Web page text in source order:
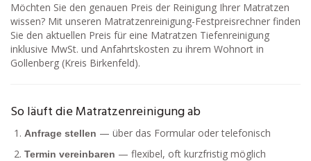
Möchten Sie den genauen Preis der Reinigung Ihrer Matratzen
wissen? Mit unseren Matratzenreinigung-Festpreisrechner finden
Sie den aktuellen Preis für eine Matratzen Tiefenreinigung
inklusive MwSt. und Anfahrtskosten zu ihrem Wohnort in
Gollenberg (Kreis Birkenfeld).
So läuft die Matratzenreinigung ab
Anfrage stellen — über das Formular oder telefonisch
Termin vereinbaren — flexibel, oft kurzfristig möglich